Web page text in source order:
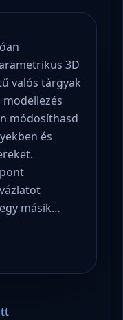
3D
valós tárgyak
módosíthasd
és
másik…